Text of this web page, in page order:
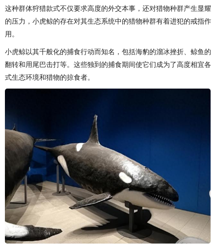
这种群体狩猎款式不仅要求高度的外交本事，还对猎物种群产生显耀
的压力，小虎鲸的存在对其生态系统中的猎物种群有着进犯的戒指作
用。
小虎鲸以其千般化的捕食行动而知名，包括海豹的溜冰挫折、鲸鱼的
翻转和用尾巴击打等。这些独到的捕食期间使它们成为了高度相宜各
式生态环境和猎物的掠食者。